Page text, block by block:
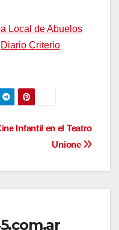
Local de Abuelos
Diario Criterio
Infantil en el Teatro
Unione